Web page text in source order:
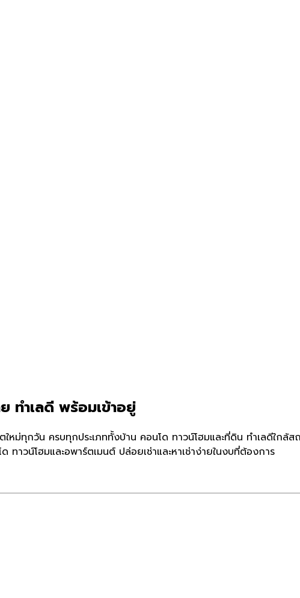
ทำเลดี พร้อมเข้าอยู่
ใหม่ทุกวัน ครบทุกประเภททั้งบ้าน คอนโด ทาวน์โฮมและที่ดิน ทำเลดีใกล้
าวน์โฮมและอพาร์ตเมนต์ ปล่อยเช่าและหาเช่าง่ายในงบที่ต้องการ